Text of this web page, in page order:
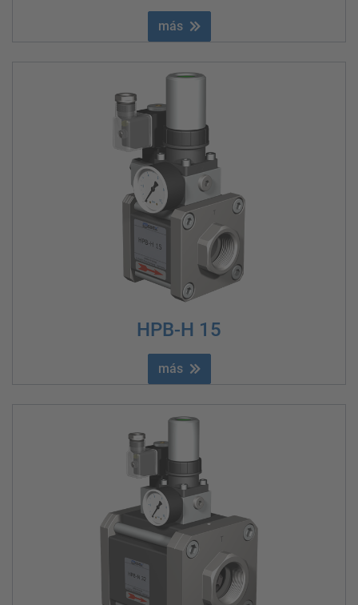
más
HPB-H 15
más